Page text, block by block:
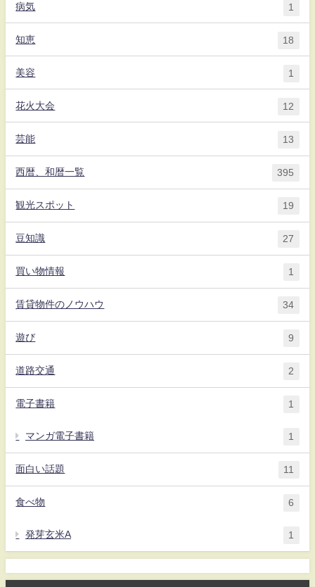
病気 1
知恵 18
美容 1
花火大会 12
芸能 13
西暦、和暦一覧 395
観光スポット 19
豆知識 27
買い物情報 1
賃貸物件のノウハウ 34
遊び 9
道路交通 2
電子書籍 1
マンガ電子書籍 1
面白い話題 11
食べ物 6
発芽玄米A 1